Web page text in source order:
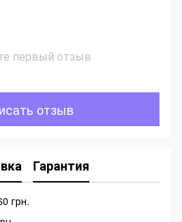
первый отзыв
отзыв
Гарантия
грн.